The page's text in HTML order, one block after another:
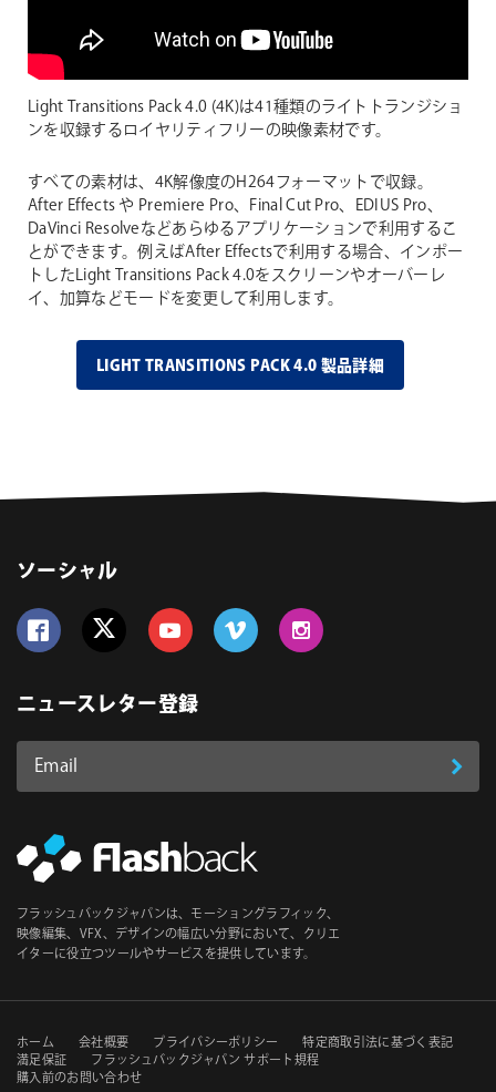
Light Transitions Pack 4.0 (4K)は41種類のライトトランジショ
ンを収録するロイヤリティフリーの映像素材です。
すべての素材は、4K解像度のH264フォーマットで収録。
After Effects や Premiere Pro、Final Cut Pro、EDIUS Pro、
DaVinci Resolveなどあらゆるアプリケーションで利用するこ
とができます。例えばAfter Effectsで利用する場合、インポー
トしたLight Transitions Pack 4.0をスクリーンやオーバーレ
イ、加算などモードを変更して利用します。
LIGHT TRANSITIONS PACK 4.0 製品詳細
ソーシャル
ニュースレター登録
Email
ス
必
須
登
フラッシュバックジャパンは、モーショングラフィック、
映像編集、VFX、デザインの幅広い分野において、クリエ
イターに役立つツールやサービスを提供しています。
セ
ホーム 会社概要 プライバシーポリシー
特定商取引法に基づく表記
満足保証
フラッシュバックジャパン サポート規程
購入前のお問い合わせ